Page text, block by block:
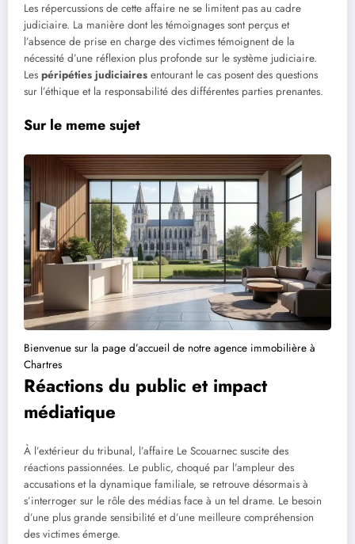
Les répercussions de cette affaire ne se limitent pas au cadre
judiciaire. La manière dont les témoignages sont perçus et
l’absence de prise en charge des victimes témoignent de la
nécessité d’une réflexion plus profonde sur le système judiciaire.
Les péripéties judiciaires entourant le cas posent des questions
sur l’éthique et la responsabilité des différentes parties prenantes.
Sur le meme sujet
Bienvenue sur la page d’accueil de notre agence immobilière à
Chartres
Réactions du public et impact
médiatique
À l’extérieur du tribunal, l’affaire Le Scouarnec suscite des
réactions passionnées. Le public, choqué par l’ampleur des
accusations et la dynamique familiale, se retrouve désormais à
s’interroger sur le rôle des médias face à un tel drame. Le besoin
d’une plus grande sensibilité et d’une meilleure compréhension
des victimes émerge.